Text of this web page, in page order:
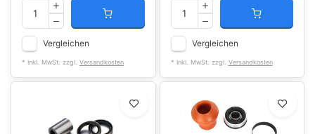
Vergleichen
* Inkl. MwSt. zzgl. Versandkosten
Vergleichen
* Inkl. MwSt. zzgl. Versandkosten